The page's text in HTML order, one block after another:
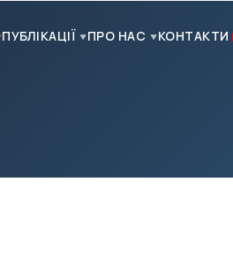
ПУБЛІКАЦІЇ ПРО НАС КОНТАКТИ